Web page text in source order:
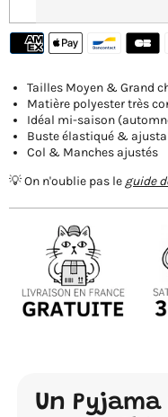
Tailles Moyen & Grand
Matière polyester très
Idéal mi-saison
Buste élastiqué &
Col & Manches ajustés
💡 On n'oublie pas le guide
Un